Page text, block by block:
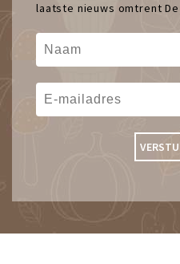
laatste nieuws omtrent